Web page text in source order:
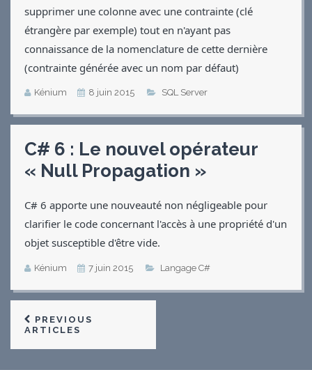
supprimer une colonne avec une contrainte (clé
étrangère par exemple) tout en n'ayant pas
connaissance de la nomenclature de cette dernière
(contrainte générée avec un nom par défaut)
Kénium 8 juin 2015 SQL Server
C# 6 : Le nouvel opérateur
« Null Propagation »
C# 6 apporte une nouveauté non négligeable pour
clarifier le code concernant l'accès à une propriété d'un
objet susceptible d'être vide.
Kénium 7 juin 2015 Langage C#
PREVIOUS
ARTICLES